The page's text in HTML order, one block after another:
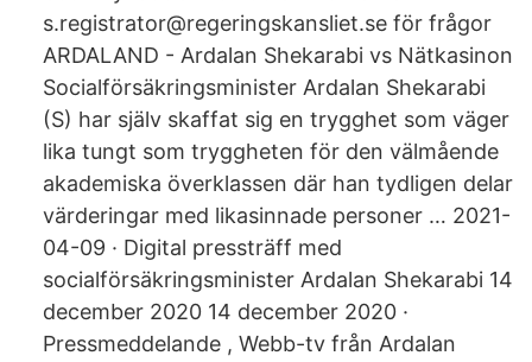
s.registrator@regeringskansliet.se för frågor
ARDALAND - Ardalan Shekarabi vs Nätkasinon
Socialförsäkringsminister Ardalan Shekarabi
(S) har själv skaffat sig en trygghet som väger
lika tungt som tryggheten för den välmående
akademiska överklassen där han tydligen delar
värderingar med likasinnade personer … 2021-
04-09 · Digital pressträff med
socialförsäkringsminister Ardalan Shekarabi 14
december 2020 14 december 2020 ·
Pressmeddelande , Webb-tv från Ardalan